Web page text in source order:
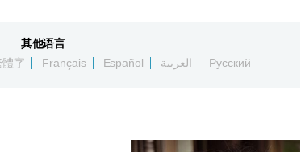
其他语言
體字 Français Español العربية Русский